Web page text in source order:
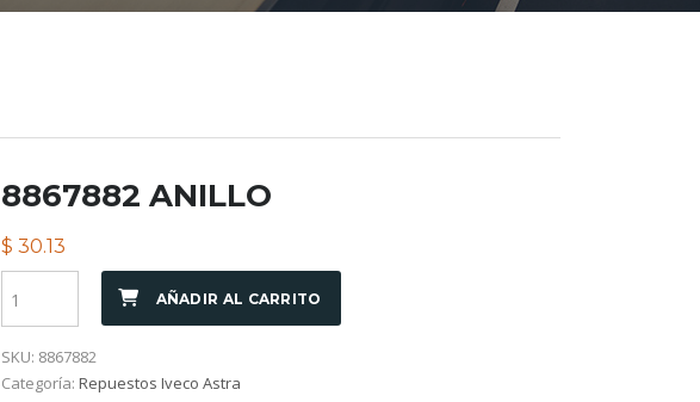
8867882 ANILLO
$ 30.13
AÑADIR AL CARRITO
SKU: 8867882
Categoría:Repuestos Iveco Astra